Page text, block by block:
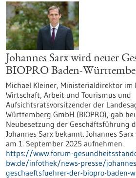
Johannes Sarx wird neuer
BIOPRO Baden-
Michael Kleiner, Ministerialdirektor
Wirtschaft, Arbeit und Tourismus und
Aufsichtsratsvorsitzender der
Württemberg GmbH (BIOPRO), gab
Neubesetzung der Geschäftsführung
Johannes Sarx bekannt. Johannes
am 1. September 2025 aufnehmen.
https://www.forum-
bw.de/infothek/news-presse/
geschaeftsfuehrer-der-biopro-baden-